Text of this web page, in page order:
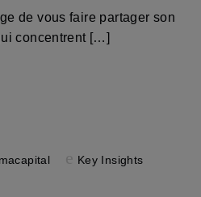
de vous faire partager son
concentrent […]
Key Insights